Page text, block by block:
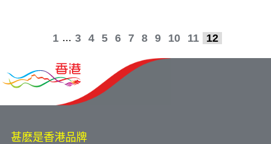
1 ... 3 4 5 6 7 8 9 10 11 12
甚麽是香港品牌